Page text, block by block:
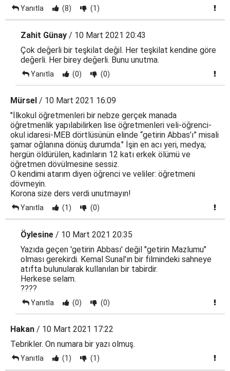
Yanıtla (8) (1)
Zahit Günay / 10 Mart 2021 20:43
Çok değerli bir teşkilat değil. Her teşkilat kendine göre
değerli. Her birey değerli. Bunu unutma.
Yanıtla (0) (0)
Mürsel / 10 Mart 2021 16:09
"İlkokul öğretmenleri bir nebze gerçek manada
öğretmenlik yapılabilirken lise öğretmenleri veli-öğrenci-
okul idaresi-MEB dörtlüsünün elinde “getirin Abbas’ı” misali
şamar oğlanına dönüş durumda." İşin en acı yeri, medya;
hergün öldürülen, kadınların 12 katı erkek ölümü ve
öğretmen dövülmesine sessiz.
O kendimi atarım diyen öğrenci ve veliler: öğretmeni
dövmeyin.
Korona size ders verdi unutmayın!
Yanıtla (1) (0)
Öylesine / 10 Mart 2021 20:35
Yazıda geçen 'getirin Abbası' değil "getirin Mazlumu"
olması gerekirdi. Kemal Sunal'ın bir filmindeki sahneye
atıfta bulunularak kullanılan bir tabirdir.
Herkese selam.
????
Yanıtla (0) (0)
Hakan / 10 Mart 2021 17:22
Tebrikler. On numara bir yazı olmuş.
Yanıtla (1) (1)